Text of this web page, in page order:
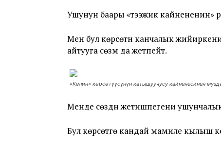
Ушунун баары «тээжик кайнененин»
Мен бул көрсөтүүнү канчалык
айтууга сөзүм да жетпейт.
«Келин» көрсөтүүсүнүн катышуучусу кайненесинен
Менде сөздүн жетишпегени ушунчалык,
Бул көрсөтүүгө кандай мамиле кылыш